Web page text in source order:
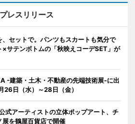
プレスリリース
、セットで。パンツもスカートも気分で
×サテンボトムの「秋映えコーデSET」が
-建築・土木・不動産の先端技術展-に出
日（水）～28日（金）
式アーティストの立体ポップアート、チ
展を鶴屋百貨店で開催